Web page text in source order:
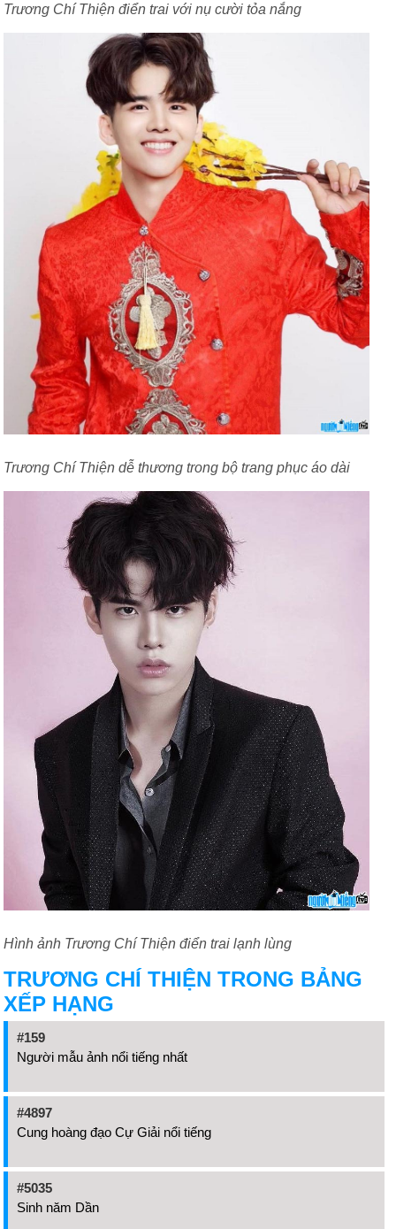
Trương Chí Thiện điển trai với nụ cười tỏa nắng
Trương Chí Thiện dễ thương trong bộ trang phục áo dài
Hình ảnh Trương Chí Thiện điển trai lạnh lùng
TRƯƠNG CHÍ THIỆN TRONG BẢNG
XẾP HẠNG
#159
Người mẫu ảnh nổi tiếng nhất
#4897
Cung hoàng đạo Cự Giải nổi tiếng
#5035
Sinh năm Dần